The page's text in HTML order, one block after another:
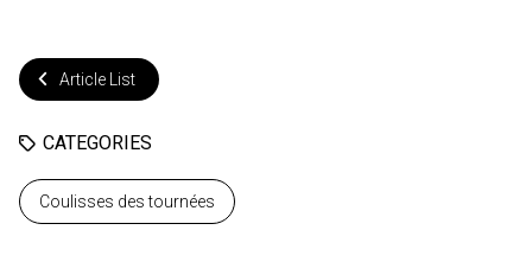
Article List
CATEGORIES
Coulisses des tournées